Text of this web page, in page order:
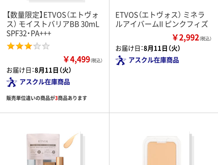
【数量限定】ETVOS（エトヴォ
ス） モイストバリアBB 30mL
SPF32・PA+++
￥4,499（税込）
お届け日：8月11日（火）
アスクル在庫商品
販売単位違いの商品が3商品あります
ETVOS（エトヴォス） ミネラ
ルアイバームII ピンクフィズ
￥2,992（税込）
お届け日：8月11日（火）
アスクル在庫商品